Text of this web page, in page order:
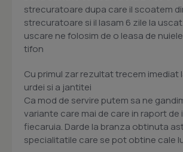
strecuratoare dupa care il scoatem
strecuratoare si il lasam 6 zile la
uscare ne folosim de o leasa de
tifon
Cu primul zar rezultat trecem imediat
urdei si a jantitei
Ca mod de servire putem sa ne
variante care mai de care in raport de
fiecaruia. Darde la branza obtinuta
specialitatile care se pot obtine cale